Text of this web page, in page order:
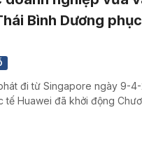
Bình Dương
đi từ Singapore ngày 9-4-
Huawei đã khởi động